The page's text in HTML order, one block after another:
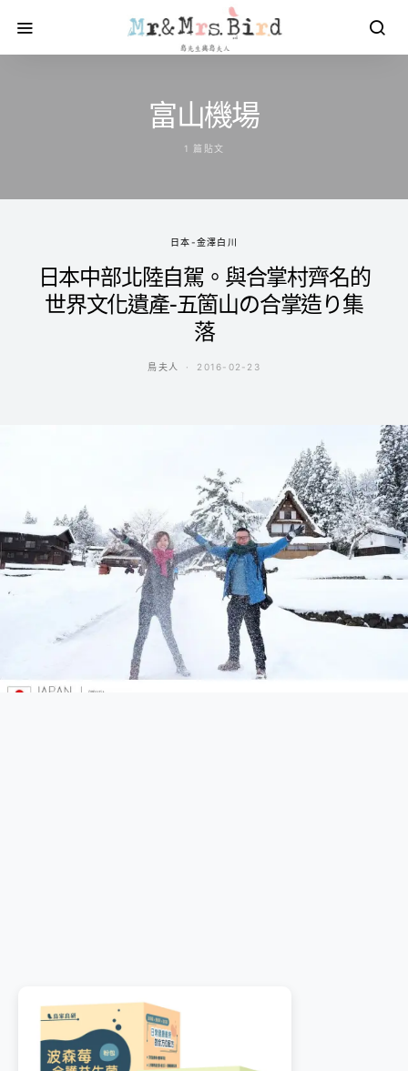
富山機場
1 篇貼文
日本-金澤白川
日本中部北陸自駕。與合掌村齊名的
世界文化遺產-五箇山の合掌造り集
落
鳥夫人 2016-02-23